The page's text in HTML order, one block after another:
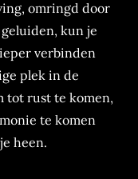
omringd door
kun je
verbinden
plek in de
tot rust te komen,
te komen
heen.